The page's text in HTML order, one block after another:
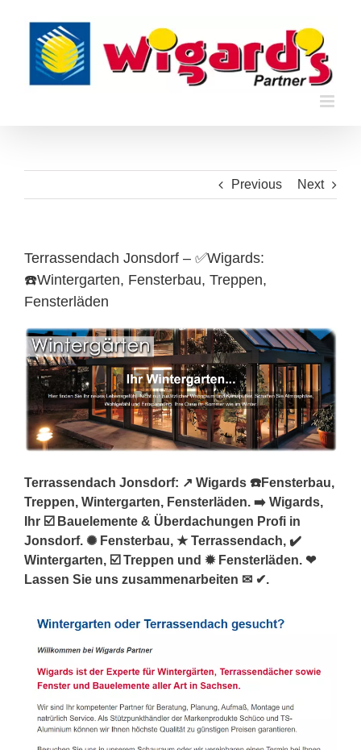
content
Previous Next
Terrassendach Jonsdorf – ✅Wigards:
☎️Wintergarten, Fensterbau, Treppen,
Fensterläden
Terrassendach Jonsdorf: ↗️ Wigards ☎️Fensterbau,
Treppen, Wintergarten, Fensterläden. ➡️ Wigards,
Ihr ☑️ Bauelemente & Überdachungen Profi in
Jonsdorf. ✺ Fensterbau, ★ Terrassendach, ✔️
Wintergarten, ☑️ Treppen und ✹ Fensterläden. ❤
Lassen Sie uns zusammenarbeiten ✉ ✔.